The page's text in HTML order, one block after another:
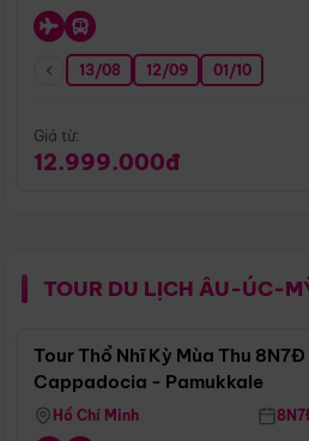
13/08 12/09 01/10
Giá từ:
12.999.000đ
TOUR DU LỊCH ÂU-ÚC-
Tour Thổ Nhĩ Kỳ Mùa Thu
Cappadocia - Pamukkale
Hồ Chí Minh